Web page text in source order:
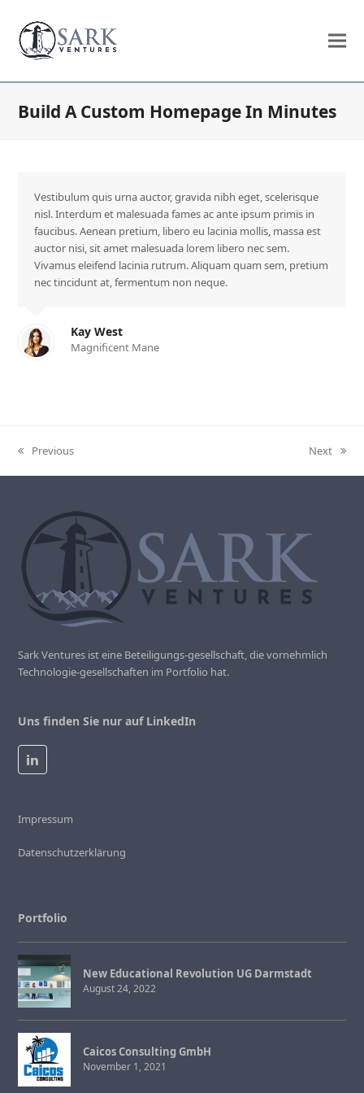
Build A Custom Homepage In Minutes
Vestibulum quis urna auctor, gravida nibh eget, scelerisque
nisl. Interdum et malesuada fames ac ante ipsum primis in
faucibus. Aenean pretium, libero eu lacinia mollis, massa est
auctor nisi, sit amet malesuada lorem libero nec sem.
Vivamus eleifend lacinia rutrum. Aliquam quam sem, pretium
nec tincidunt at, fermentum non neque.
Kay West
Magnificent Mane
previous
post:
Previous
next
post:
Next
Sark Ventures ist eine Beteiligungs-gesellschaft, die vornehmlich
Technologie-gesellschaften im Portfolio hat.
Uns finden Sie nur auf LinkedIn
LinkedIn
Impressum
Datenschutzerklärung
Portfolio
New Educational Revolution UG Darmstadt
August 24, 2022
Caicos Consulting GmbH
November 1, 2021